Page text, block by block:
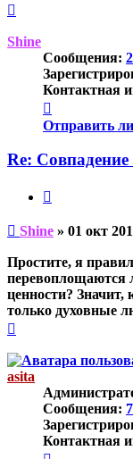
началу
Shine
Сообщения:
Контактная
информация
Отправить
Re:
Непрочитанное
Shine » 01 окт
Простите, я
перевоплощаются
ценности? Значит,
только духовные
началу
asita
Сообщения:
Контактная